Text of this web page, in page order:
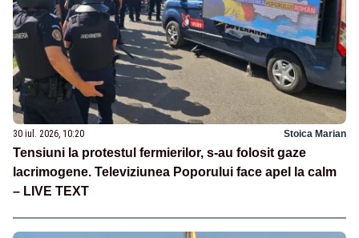
30 iul. 2026, 10:20 Stoica Marian
Tensiuni la protestul fermierilor, s-au folosit gaze
lacrimogene. Televiziunea Poporului face apel la calm
– LIVE TEXT